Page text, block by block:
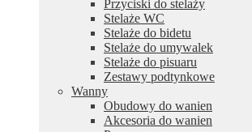
Przyciski do stelaży
Stelaże WC
Stelaże do bidetu
Stelaże do umywalek
Stelaże do pisuaru
Zestawy podtynkowe
Wanny
Obudowy do wanien
Akcesoria do wanien